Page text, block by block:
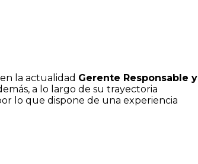
la actualidad Gerente Responsable y
a lo largo de su trayectoria
lo que dispone de una experiencia